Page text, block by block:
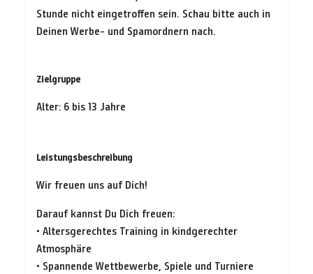
Stunde nicht eingetroffen sein. Schau bitte auch in
Deinen Werbe- und Spamordnern nach.
Zielgruppe
Alter: 6 bis 13 Jahre
Leistungsbeschreibung
Wir freuen uns auf Dich!
Darauf kannst Du Dich freuen:
• Altersgerechtes Training in kindgerechter
Atmosphäre
• Spannende Wettbewerbe, Spiele und Turniere